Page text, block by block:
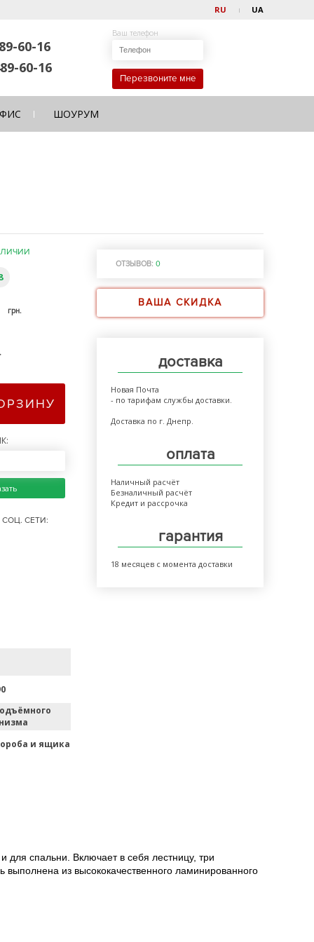
RU UA
60-16
60-16
Ваш телефон
Перезвоните мне
ШОУРУМ
грн.
СЕТИ:
ОТЗЫВОВ: 0
ВАША СКИДКА
доставка
Новая Почта
- по тарифам службы доставки.
Доставка по г. Днепр.
оплата
Наличный расчёт
Безналичный расчёт
Кредит и рассрочка
гарантия
18 месяцев с момента доставки
и ящика
для спальни. Включает в себя лестницу, три
из высококачественного ламинированного